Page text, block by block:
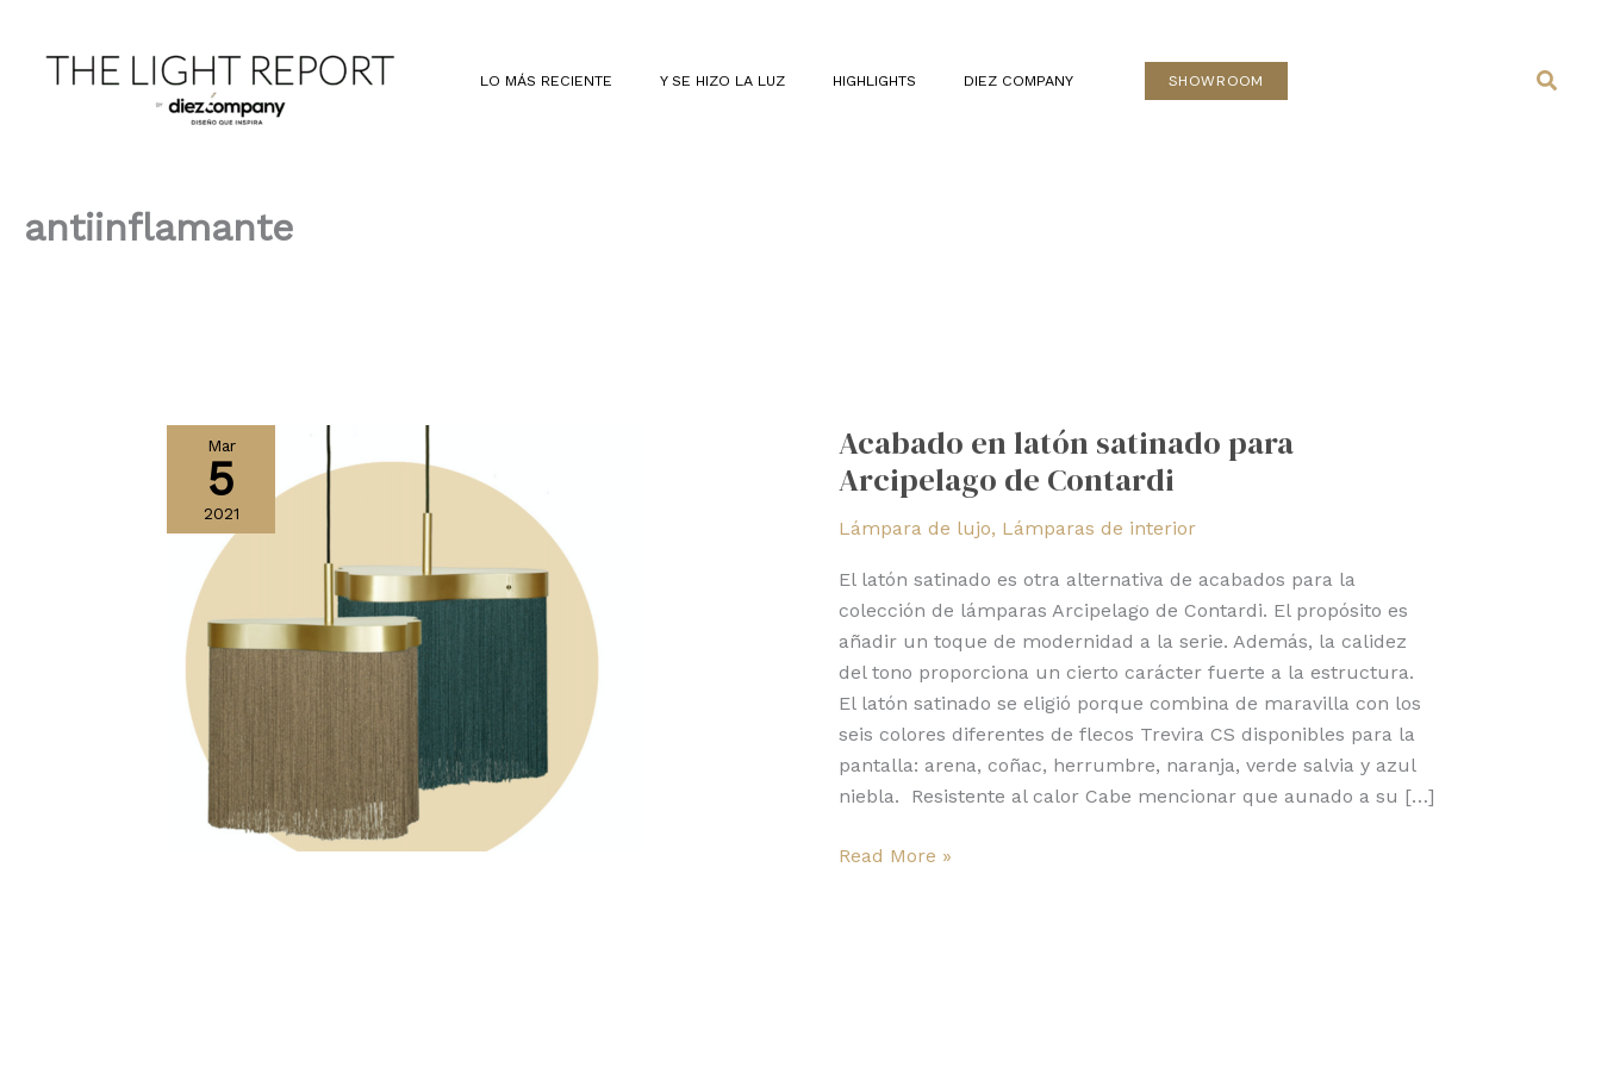
contenido
LO MÁS RECIENTE Y SE HIZO LA LUZ HIGHLIGHTS DIEZ COMPANY SHOWROOM
antiinflamante
Mar
5
2021
Acabado en latón satinado para
Arcipelago de Contardi
Lámpara de lujo, Lámparas de interior
El latón satinado es otra alternativa de acabados para la
colección de lámparas Arcipelago de Contardi. El propósito es
añadir un toque de modernidad a la serie. Además, la calidez
del tono proporciona un cierto carácter fuerte a la estructura.
El latón satinado se eligió porque combina de maravilla con los
seis colores diferentes de flecos Trevira CS disponibles para la
pantalla: arena, coñac, herrumbre, naranja, verde salvia y azul
niebla. Resistente al calor Cabe mencionar que aunado a su […]
latón
satinado
Arcipelago
de
Contardi
Read More »